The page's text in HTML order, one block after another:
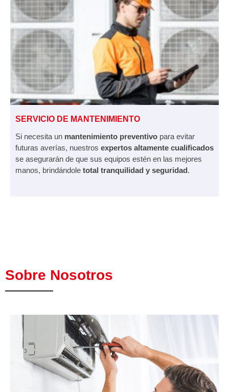
SERVICIO DE MANTENIMIENTO
Si necesita un mantenimiento preventivo para evitar
futuras averías, nuestros expertos altamente cualificados
se asegurarán de que sus equipos estén en las mejores
manos, brindándole total tranquilidad y seguridad.
Sobre Nosotros